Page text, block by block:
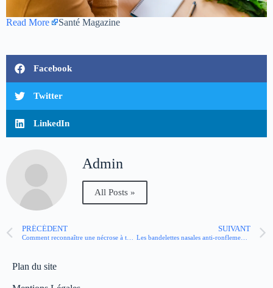
Read More Santé Magazine
Facebook
Twitter
LinkedIn
Admin
All Posts »
PRÉCÉDENT
Comment reconnaître une nécrose à temps ? Et comment réagir ?
SUIVANT
Les bandelettes nasales anti-ronflements : arnaque ou pas ?
Plan du site